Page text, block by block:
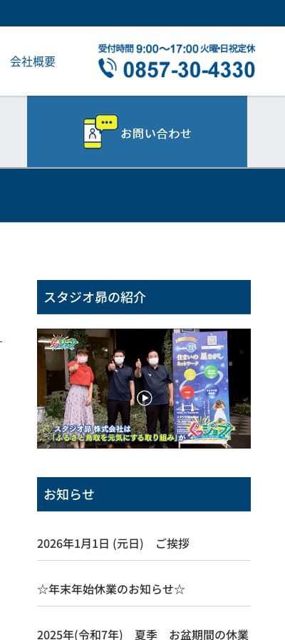
会社概要
スタジオ昴の紹介
お知らせ
2026年1月1日 (元日) ご挨拶
☆年末年始休業のお知らせ☆
2025年(令和7年) 夏季 お盆期間の休業